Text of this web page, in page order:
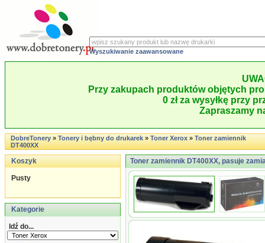
Wyszukiwanie zaawansowane
Przy zakupach produktów objętych
0 zł za wysyłkę przy
Zapraszamy
DobreTonery»Tonery i bębny do drukarek»Toner Xerox»Toner zamiennik
DT400XX
Koszyk
Pusty
Kategorie
Idź do...
Toner zamiennik DT400XX, pasuje